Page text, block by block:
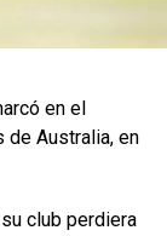
en el
Australia, en
club perdiera